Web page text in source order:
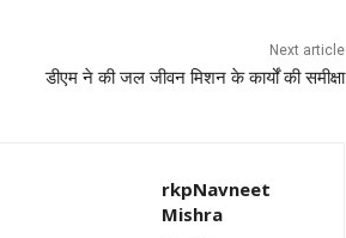
Next article
डीएम ने की जल जीवन मिशन के कार्यों की समीक्षा
rkpNavneet
Mishra